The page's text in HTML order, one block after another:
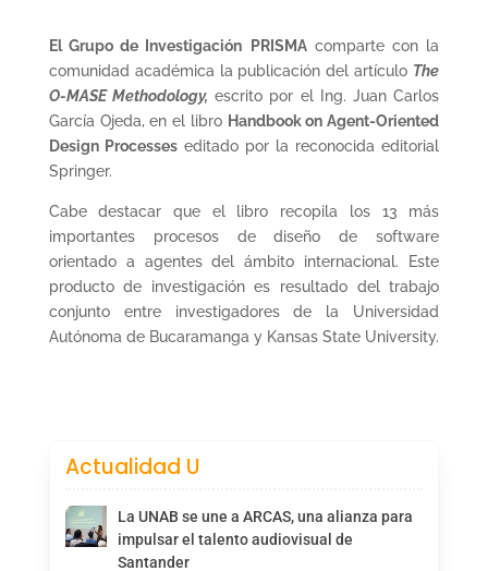
El Grupo de Investigación PRISMAcomparte con la
comunidad académica la publicación del artículo The
O-MASE Methodology, escrito por el Ing. Juan Carlos
García Ojeda, en el libro Handbook on Agent-Oriented
Design Processeseditado por la reconocida editorial
Springer.
Cabe destacar que el libro recopila los 13 más
importantes procesos de diseño de software
orientado a agentes del ámbito internacional. Este
producto de investigación es resultado del trabajo
conjunto entre investigadores de la Universidad
Autónoma de Bucaramanga y Kansas State University.
Actualidad U
La UNAB se une a ARCAS, una alianza para
impulsar el talento audiovisual de
Santander